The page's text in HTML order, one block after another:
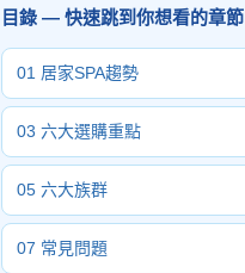
目錄 — 快速跳到你想看的章節
01 居家SPA趨勢
03 六大選購重點
05 六大族群
07 常見問題